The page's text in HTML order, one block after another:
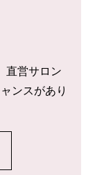
直営サロン
ンスがあり